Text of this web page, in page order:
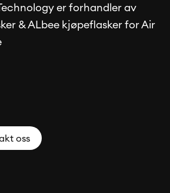
er forhandler av
& ALbee kjøpeflasker for Air
oss